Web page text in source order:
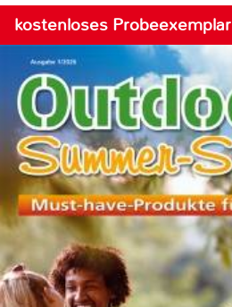
kostenloses Probeexemplar